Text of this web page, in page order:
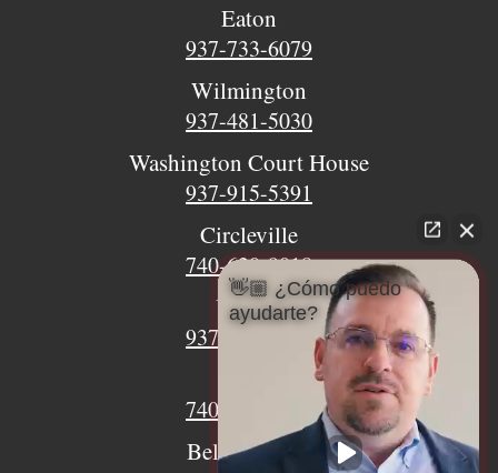
Eaton
937-733-6079
Wilmington
937-481-5030
Washington Court House
937-915-5391
Circleville
740-620-9018
Urbana
937-770-8932
740-497-4233
Bellefontaine
👋🏼 ¿Cómo puedo
ayudarte?